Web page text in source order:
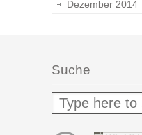
Dezember 2014
Suche